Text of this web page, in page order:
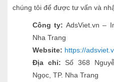
chúng tôi để được tư vấn và
Công ty: AdsViet.vn –
Nha Trang
Website: https://
Địa chỉ: Số 368
Ngọc, TP. Nha Trang